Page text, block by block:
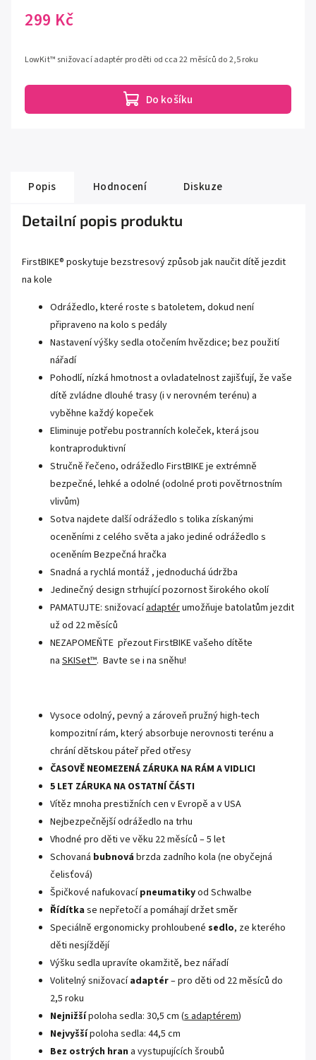
299 Kč
Do košíku
LowKit™ snižovací adaptér pro děti od cca 22 měsíců do 2,5 roku
Popis Hodnocení Diskuze
Detailní popis produktu
FirstBIKE® poskytuje bezstresový způsob jak naučit dítě jezdit
na kole
Odrážedlo, které roste s batoletem, dokud není
připraveno na kolo s pedály
Nastavení výšky sedla otočením hvězdice; bez použití
nářadí
Pohodlí, nízká hmotnost a ovladatelnost zajišťují, že vaše
dítě zvládne dlouhé trasy (i v nerovném terénu) a
vyběhne každý kopeček
Eliminuje potřebu postranních koleček, která jsou
kontraproduktivní
Stručně řečeno, odrážedlo FirstBIKE je extrémně
bezpečné, lehké a odolné (odolné proti povětrnostním
vlivům)
Sotva najdete další odrážedlo s tolika získanými
oceněními z celého světa a jako jediné odrážedlo s
oceněním Bezpečná hračka
Snadná a rychlá montáž , jednoduchá údržba
Jedinečný design strhující pozornost širokého okolí
PAMATUJTE: snižovacíadaptérumožňuje batolatům jezdit
už od 22 měsíců
NEZAPOMEŇTE přezout FirstBIKE vašeho dítěte
na SKISet™. Bavte se i na sněhu!
Vysoce odolný, pevný a zároveň pružný high-tech
kompozitní rám, který absorbuje nerovnosti terénu a
chrání dětskou páteř před otřesy
ČASOVĚ NEOMEZENÁ ZÁRUKA NA RÁM A VIDLICI
5 LET ZÁRUKA NA OSTATNÍ ČÁSTI
Vítěz mnoha prestižních cen v Evropě a v USA
Nejbezpečnější odrážedlo na trhu
Vhodné pro děti ve věku 22 měsíců – 5 let
Schovaná bubnová brzda zadního kola (ne obyčejná
čelisťová)
Špičkové nafukovacípneumatikyod Schwalbe
Řídítka se nepřetočí a pomáhají držet směr
Speciálně ergonomicky prohloubené sedlo, ze kterého
děti nesjíždějí
Výšku sedla upravíte okamžitě, bez nářadí
Volitelný snižovacíadaptér– pro děti od 22 měsíců do
2,5 roku
Nejnižšípoloha sedla: 30,5 cm (s adaptérem)
Nejvyššípoloha sedla: 44,5 cm
Bez ostrých hran a vystupujících šroubů